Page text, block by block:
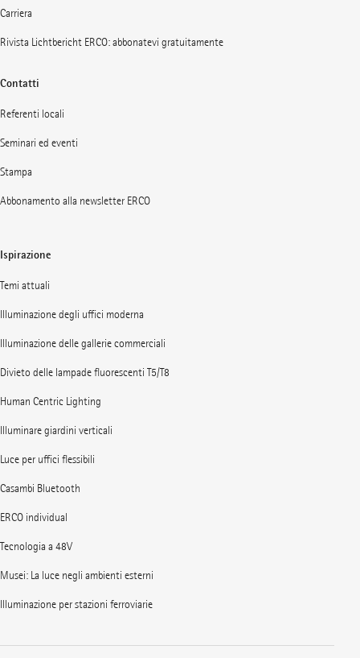
Carriera
Rivista Lichtbericht ERCO: abbonatevi gratuitamente
Contatti
Referenti locali
Seminari ed eventi
Stampa
Abbonamento alla newsletter ERCO
Ispirazione
Temi attuali
Illuminazione degli uffici moderna
Illuminazione delle gallerie commerciali
Divieto delle lampade fluorescenti T5/T8
Human Centric Lighting
Illuminare giardini verticali
Luce per uffici flessibili
Casambi Bluetooth
ERCO individual
Tecnologia a 48V
Musei: La luce negli ambienti esterni
Illuminazione per stazioni ferroviarie